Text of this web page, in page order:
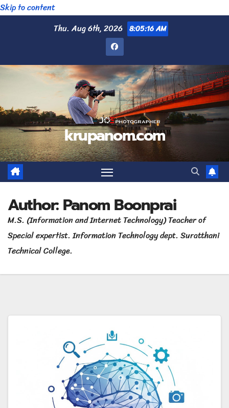
Skip to content
Thu. Aug 6th, 2026 8:05:17 AM
krupanom.com
Author:Panom Boonprai
M.S. (Information and Internet Technology) Teacher of
Special expertist. Information Technology dept. Suratthani
Technical College.